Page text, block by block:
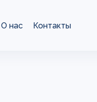
О нас Контакты